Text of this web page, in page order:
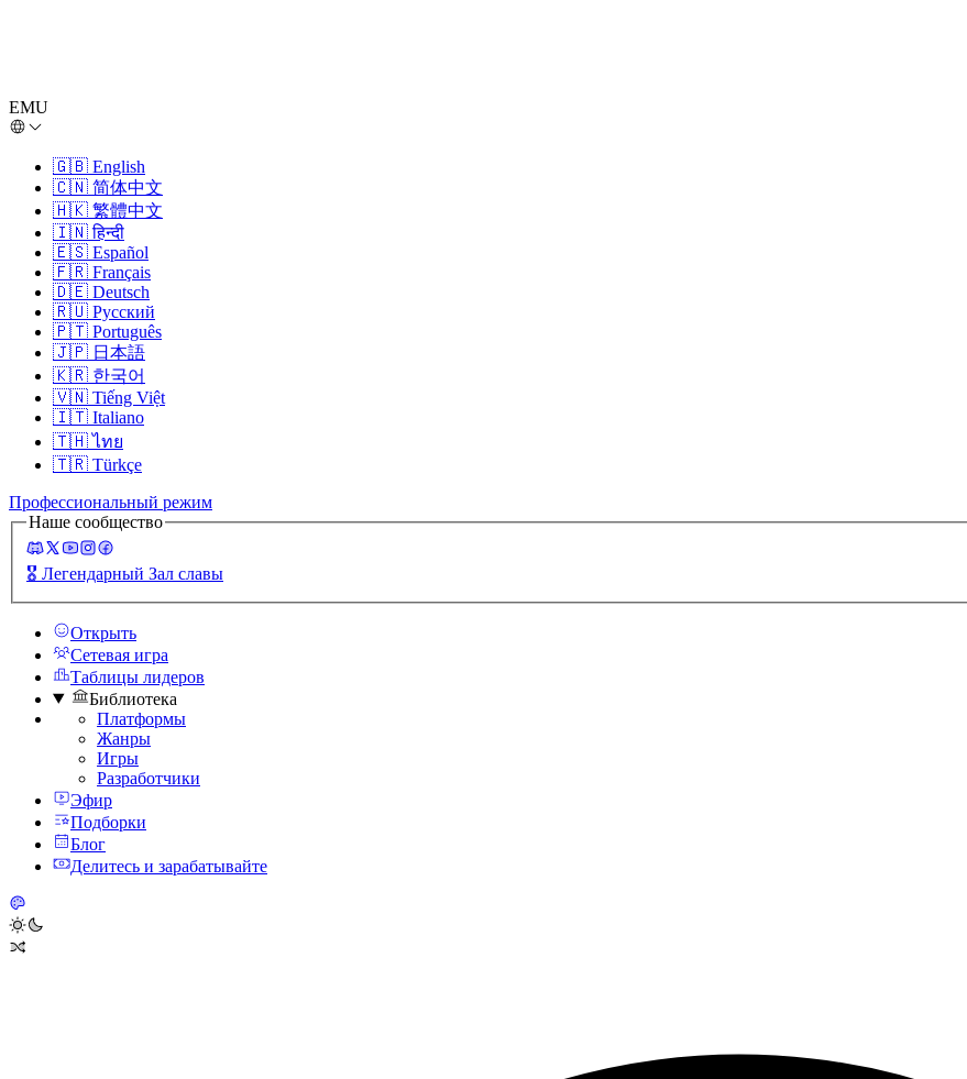
EMU
🇬🇧 English
🇨🇳 简体中文
🇭🇰 繁體中文
🇮🇳 हिन्दी
🇪🇸 Español
🇫🇷 Français
🇩🇪 Deutsch
🇷🇺 Русский
🇵🇹 Português
🇯🇵 日本語
🇰🇷 한국어
🇻🇳 Tiếng Việt
🇮🇹 Italiano
🇹🇭 ไทย
🇹🇷 Türkçe
Профессиональный режим
Наше сообщество
🎖️ Легендарный Зал славы
Открыть
Сетевая игра
Таблицы лидеров
Библиотека
Платформы
Жанры
Игры
Разработчики
Эфир
Подборки
Блог
Делитесь и зарабатывайте